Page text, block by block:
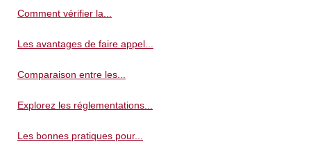
Comment vérifier la...
Les avantages de faire appel...
Comparaison entre les...
Explorez les réglementations...
Les bonnes pratiques pour...